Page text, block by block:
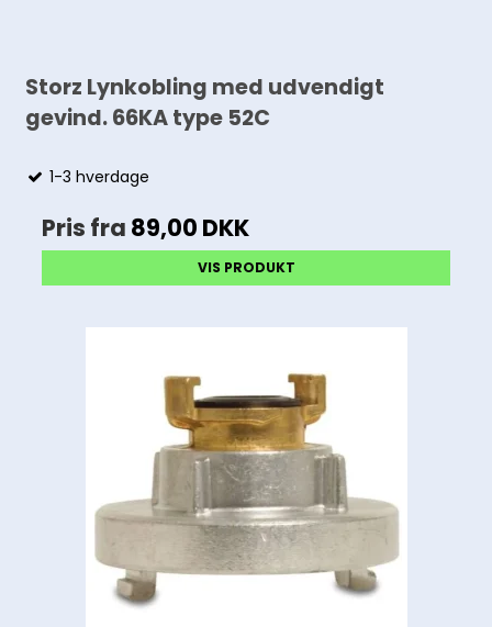
Storz Lynkobling med udvendigt
gevind. 66KA type 52C
1-3 hverdage
Pris fra 89,00 DKK
VIS PRODUKT